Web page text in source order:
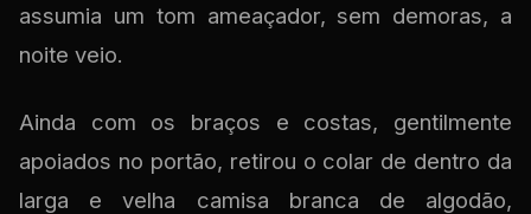
assumia um tom ameaçador, sem demoras, a
noite veio.
Ainda com os braços e costas, gentilmente
apoiados no portão, retirou o colar de dentro da
larga e velha camisa branca de algodão,